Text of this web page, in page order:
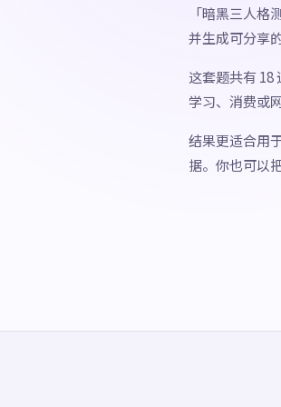
「暗黑三人
并生成可分享
这套题共有 18
学习、消费或
结果更适合用
据。你也可以